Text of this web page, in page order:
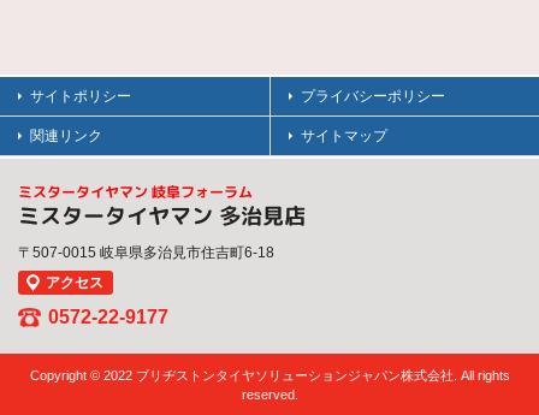
サイトポリシー プライバシーポリシー
関連リンク サイトマップ
ミスタータイヤマン 岐阜フォーラム
ミスタータイヤマン 多治見店
〒507-0015 岐阜県多治見市住吉町6-18
アクセス
0572-22-9177
Copyright © 2022 ブリヂストンタイヤソリューションジャパン株式会社. All rights
reserved.